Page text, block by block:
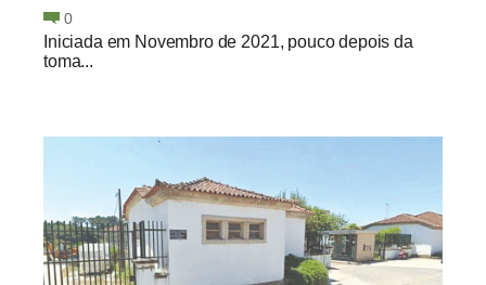
0
Iniciada em Novembro de 2021, pouco depois da
toma...